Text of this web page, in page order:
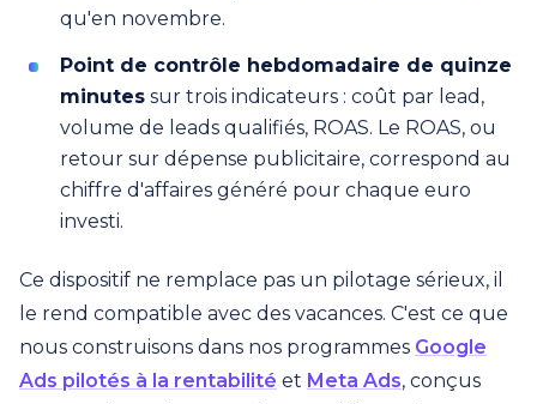
qu'en novembre.
Point de contrôle hebdomadaire de quinze
minutes sur trois indicateurs : coût par lead,
volume de leads qualifiés, ROAS. Le ROAS, ou
retour sur dépense publicitaire, correspond au
chiffre d'affaires généré pour chaque euro
investi.
Ce dispositif ne remplace pas un pilotage sérieux, il
le rend compatible avec des vacances. C'est ce que
nous construisons dans nos programmes Google
Ads pilotés à la rentabilité et Meta Ads, conçus